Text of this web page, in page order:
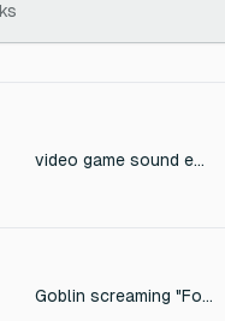
video game sound effect for Gasp of a dying goblin
Goblin screaming "For Stew!"